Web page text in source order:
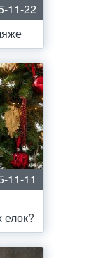
11-22
11-11
елок?